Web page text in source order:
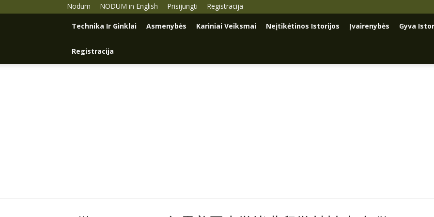
Nodum NODUM in English Prisijungti Registracija
Technika Ir Ginklai Asmenybės Kariniai Veiksmai Neįtikėtinos Istorijos Įvairenybės Gyva
Registracija